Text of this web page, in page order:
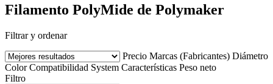
Filamento PolyMide de Polymaker
Filtrar y ordenar
Precio Marcas (Fabricantes) Diámetro
Color Compatibilidad System Características Peso neto
Filtro